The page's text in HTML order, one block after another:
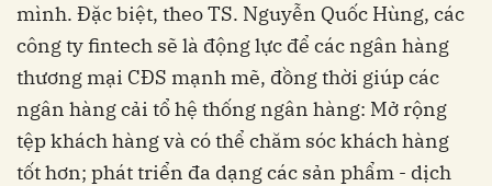
mình. Đặc biệt, theo TS. Nguyễn Quốc Hùng, các
công ty fintech sẽ là động lực để các ngân hàng
thương mại CĐS mạnh mẽ, đồng thời giúp các
ngân hàng cải tổ hệ thống ngân hàng: Mở rộng
tệp khách hàng và có thể chăm sóc khách hàng
tốt hơn; phát triển đa dạng các sản phẩm - dịch